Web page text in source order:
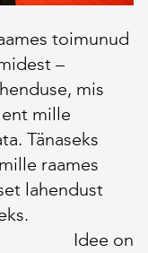
toimunud
–
mis
mille
Tänaseks
raames
lahendust
Idee on